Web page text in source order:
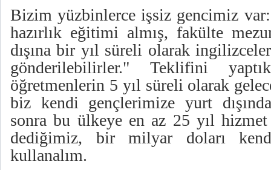
Bizim yüzbinlerce işsiz gencimiz
hazırlık eğitimi almış, fakülte
dışına bir yıl süreli olarak
gönderilebilirler." Teklifini
öğretmenlerin 5 yıl süreli olarak
biz kendi gençlerimize yurt
sonra bu ülkeye en az 25 yıl
dediğimiz, bir milyar doları
kullanalım.